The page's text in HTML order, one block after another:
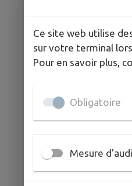
Publié
Ce site web utilise
sur votre terminal
Pour en savoir plus,
Obligatoire
Mesure